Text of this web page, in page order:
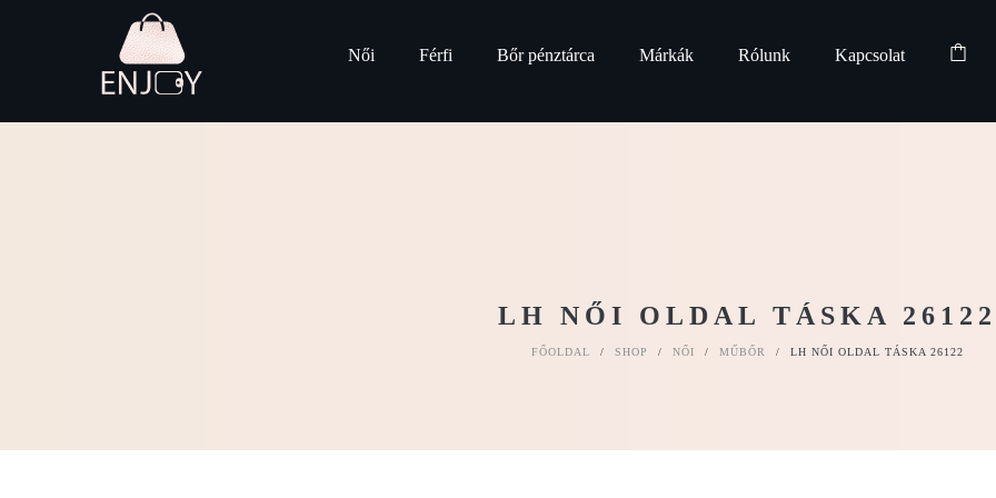
Női Férfi Bőr pénztárca Márkák Rólunk Kapcsolat
LH NŐI OLDAL TÁSKA 26122
FŐOLDAL / SHOP / NŐI / MŰBŐR / LH NŐI OLDAL TÁSKA 26122